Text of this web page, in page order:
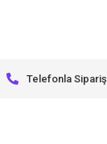
Telefonla Sipariş